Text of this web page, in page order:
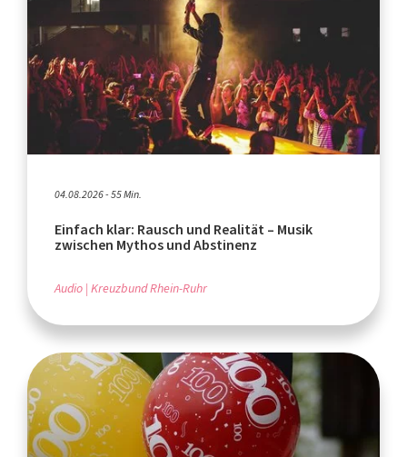
04.08.2026 - 55 Min.
Einfach klar: Rausch und Realität – Musik
zwischen Mythos und Abstinenz
Audio Kreuzbund Rhein-Ruhr